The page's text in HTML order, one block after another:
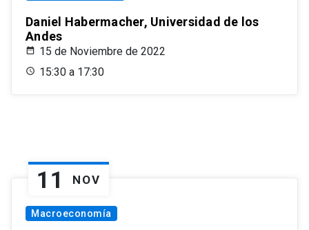
Daniel Habermacher, Universidad de los
Andes
15 de Noviembre de 2022
15:30 a 17:30
11 NOV
Macroeconomía